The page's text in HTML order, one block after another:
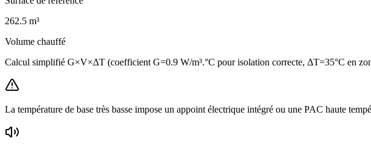
262.5 m³
Volume chauffé
Calcul simplifié G×V×ΔT (coefficient G=0.9 W/m³.°C pour isolation correcte, ΔT=35°C en
La température de base très basse impose un appoint électrique intégré ou une PAC haute